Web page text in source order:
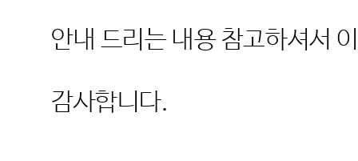
안내 드리는 내용 참고하셔서
감사합니다.